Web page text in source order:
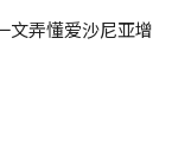
文弄懂爱沙尼亚增